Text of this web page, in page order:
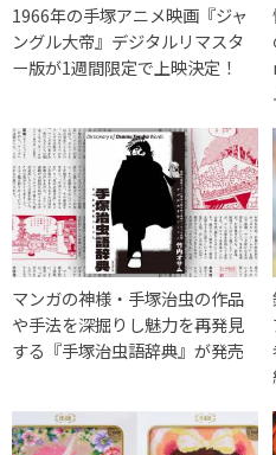
1966年の手塚アニメ映画『ジャ
ングル大帝』デジタルリマスタ
ー版が1週間限定で上映決定！
マンガの神様・手塚治虫の作品
や手法を深掘りし魅力を再発見
する『手塚治虫語辞典』が発売